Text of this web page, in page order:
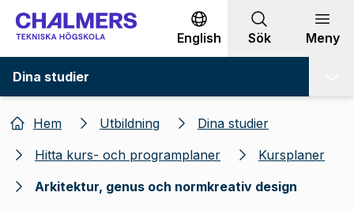
Gå till innehållet
English Sök Meny
Dina studier
Hem Utbildning
Dina studier
Hitta kurs- och programplaner
Kursplaner
Arkitektur, genus och normkreativ design